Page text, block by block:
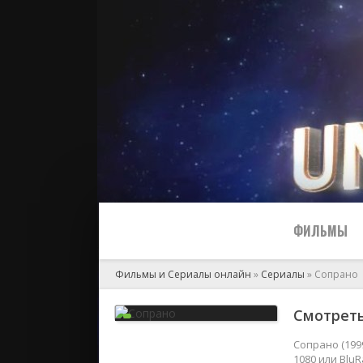
ФИЛЬМЫ
2024
Фильмы и Сериалы онлайн » Сериалы » Сопрано
Сопрано
1080 или